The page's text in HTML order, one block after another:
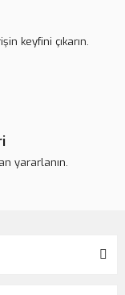
keyfini çıkarın.
yararlanın.